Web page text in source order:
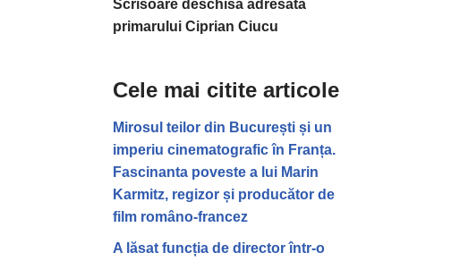
Scrisoare deschisă adresată
primarului Ciprian Ciucu
Cele mai citite articole
Mirosul teilor din București și un
imperiu cinematografic în Franța.
Fascinanta poveste a lui Marin
Karmitz, regizor și producător de
film româno-francez
A lăsat funcția de director într-o